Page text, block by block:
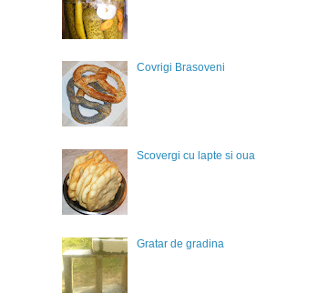
Covrigi Brasoveni
Scovergi cu lapte si oua
Gratar de gradina